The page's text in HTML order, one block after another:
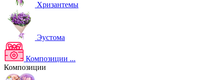
Хризантемы
Эустома
Композиции ...
Композиции